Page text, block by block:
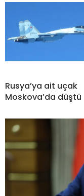
Rusya’ya ait uçak
Moskova’da düştü